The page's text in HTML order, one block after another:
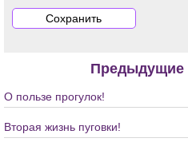
Предыдущие
О пользе прогулок!
Вторая жизнь пуговки!